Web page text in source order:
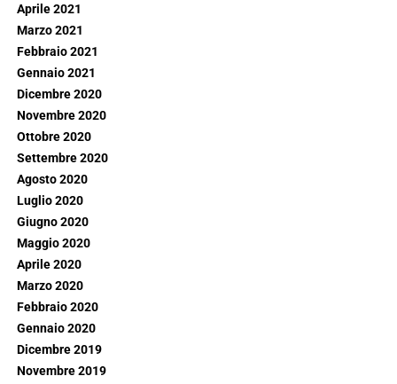
Aprile 2021
Marzo 2021
Febbraio 2021
Gennaio 2021
Dicembre 2020
Novembre 2020
Ottobre 2020
Settembre 2020
Agosto 2020
Luglio 2020
Giugno 2020
Maggio 2020
Aprile 2020
Marzo 2020
Febbraio 2020
Gennaio 2020
Dicembre 2019
Novembre 2019